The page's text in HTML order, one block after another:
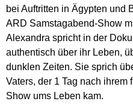
bei Auftritten in Ägypten und
ARD Samstagabend-Show
Alexandra spricht in der
authentisch über ihr Leben,
dunklen Zeiten. Sie sprich
Vaters, der 1 Tag nach
Show ums Leben kam.